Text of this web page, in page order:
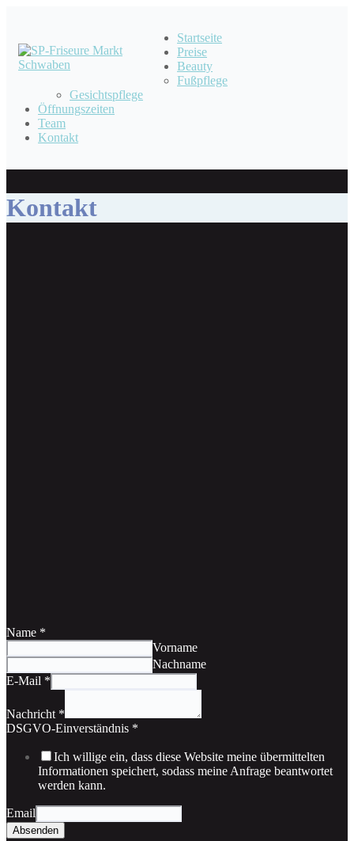
Startseite
Preise
Beauty
Fußpflege
Gesichtspflege
Öffnungszeiten
Team
Kontakt
Kontakt
Name *
Vorname
Nachname
E-Mail *
Nachricht *
DSGVO-Einverständnis *
Ich willige ein, dass diese Website meine übermittelten
Informationen speichert, sodass meine Anfrage beantwortet
werden kann.
Email
Absenden